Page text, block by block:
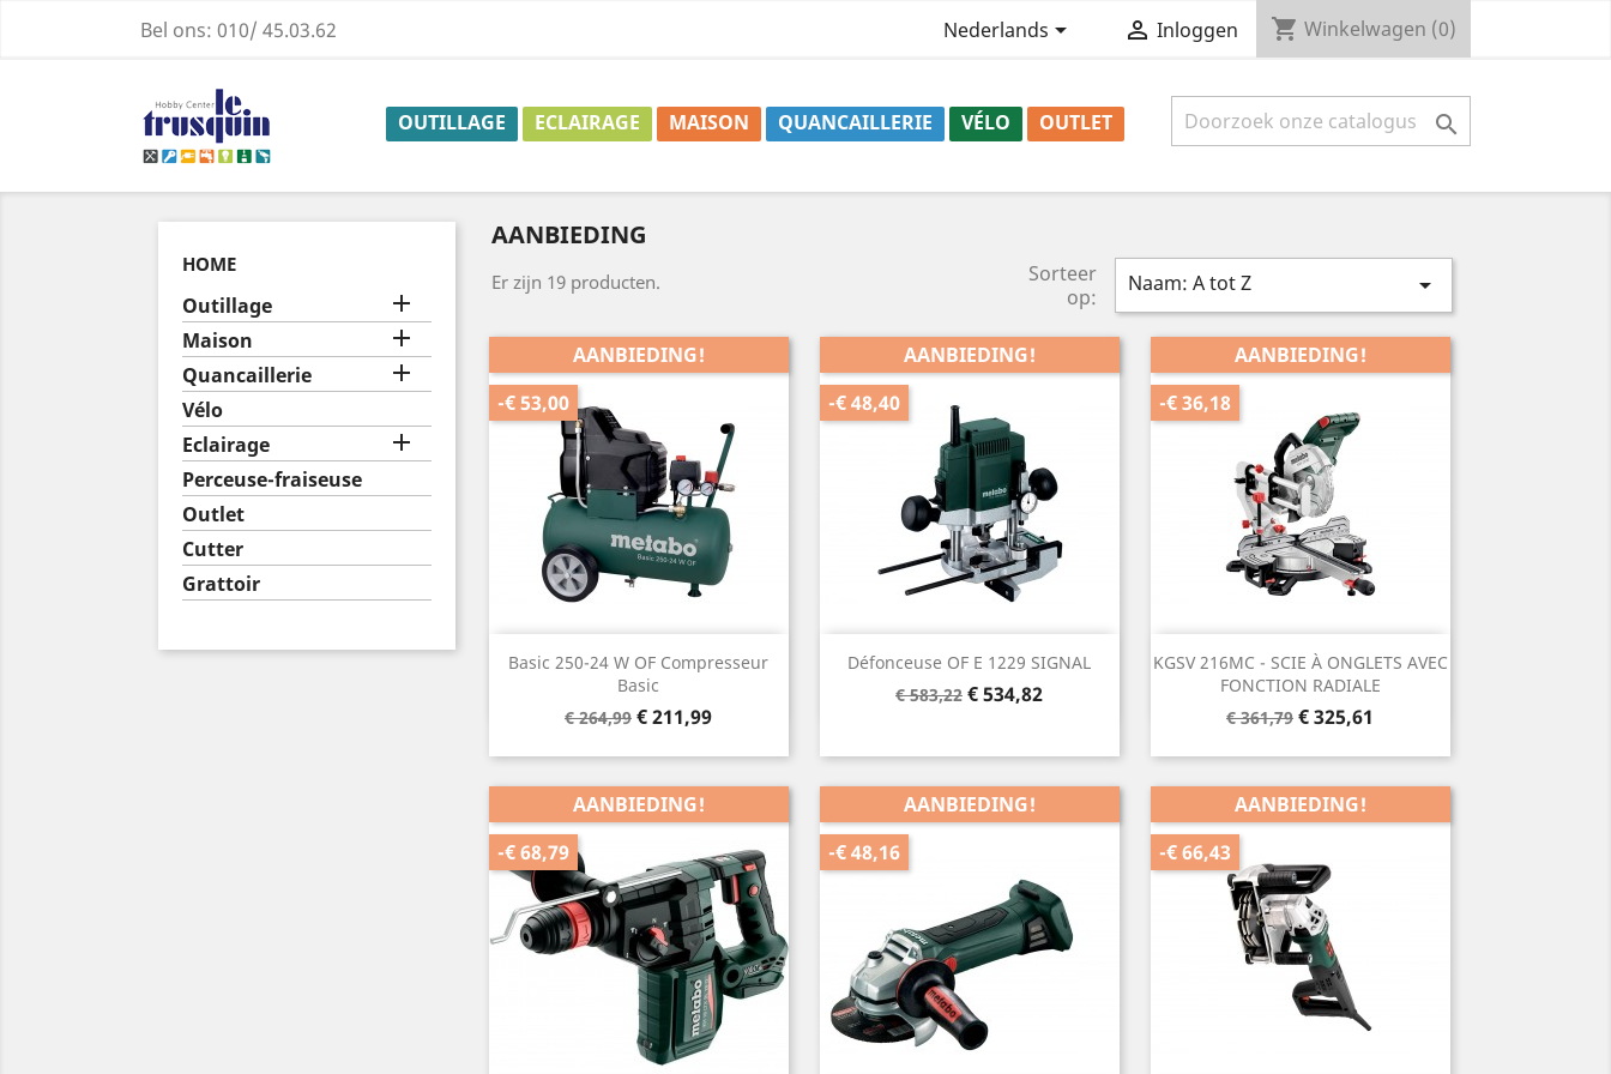
Bel ons: 010/ 45.03.62 Nederlands  Inloggen shopping_cart Winkelwagen (0)
OUTILLAGE ECLAIRAGE MAISON QUANCAILLERIE VÉLO OUTLET 
HOME
Outillage 
Maison 
Quancaillerie 
Vélo
Eclairage

Perceuse-fraiseuse
Outlet
Cutter
Grattoir
AANBIEDING
Er zijn 19 producten.
Sorteer
op:
Naam: A tot Z 
Basic 250-24 W OF Compresseur
Basic
Normale
€ 264,99 Prijs
€ 211,99
AANBIEDING!
-€ 53,00
Snel bekijken Défonceuse OF E 1229 SIGNAL
Normale
€ 583,22 Prijs
€ 534,82
AANBIEDING!
-€ 48,40
Snel bekijken
KGSV 216MC - SCIE À ONGLETS AVEC
FONCTION RADIALE
Normale
€ 361,79 Prijs
€ 325,61
AANBIEDING!
-€ 36,18
Snel bekijken
AANBIEDING!
-€ 68,79
AANBIEDING!
-€ 48,16
AANBIEDING!
-€ 66,43